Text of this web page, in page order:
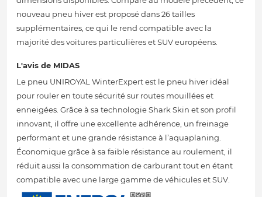
nouveau pneu hiver est proposé dans 26 tailles
supplémentaires, ce qui le rend compatible avec la
majorité des voitures particulières et SUV européens.
L'avis de MIDAS
Le pneu UNIROYAL WinterExpert est le pneu hiver idéal
pour rouler en toute sécurité sur routes mouillées et
enneigées. Grâce à sa technologie Shark Skin et son profil
innovant, il offre une excellente adhérence, un freinage
performant et une grande résistance à l’aquaplaning.
Économique grâce à sa faible résistance au roulement, il
réduit aussi la consommation de carburant tout en étant
compatible avec une large gamme de véhicules et SUV.